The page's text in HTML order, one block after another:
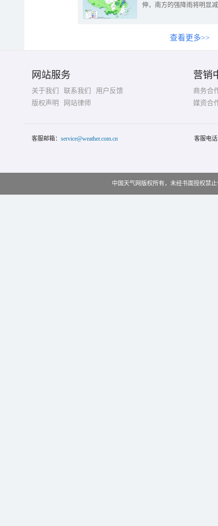
伸，南方的强降雨将明显
查看更多>>
网站服务
关于我们 联系我们
用户反馈
版权声明
网站律师
营销
商务合
媒资合
客服邮箱： service@weather.com.cn 客服电
中国天气网版权所有，未经书面授权